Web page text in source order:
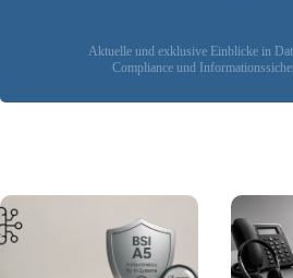
Aktuelle und exklusive Einblicke in
Compliance und